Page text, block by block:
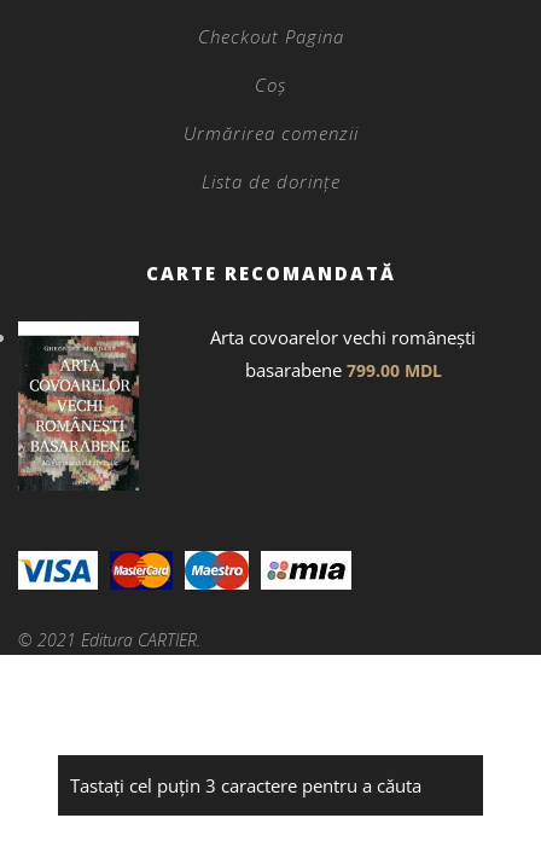
Checkout Pagina
Coș
Urmărirea comenzii
Lista de dorințe
CARTE RECOMANDATĂ
Arta covoarelor vechi românești
basarabene 799.00 MDL
© 2021 Editura CARTIER.